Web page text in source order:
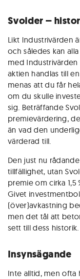
Svolder –
Likt Industrivärden
och således kan
med
aktien handlas till
menas att du får
om du skulle
sig. Beträffande
premievärdering,
än vad den
värderad till.
Den just nu
tillfällighet, utan
premie om cirka 1,5
Givet
(över)avkastning
men det tål att
sett till dess historik.
Insynsägande
Inte alltid, men ofta